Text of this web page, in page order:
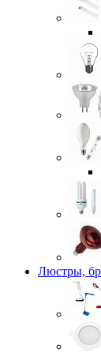
Люстры,